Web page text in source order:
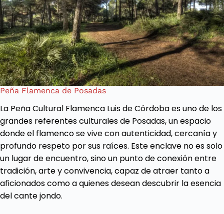
Peña Flamenca de Posadas
La Peña Cultural Flamenca Luis de Córdoba es uno de los
grandes referentes culturales de Posadas, un espacio
donde el flamenco se vive con autenticidad, cercanía y
profundo respeto por sus raíces. Este enclave no es solo
un lugar de encuentro, sino un punto de conexión entre
tradición, arte y convivencia, capaz de atraer tanto a
aficionados como a quienes desean descubrir la esencia
del cante jondo.